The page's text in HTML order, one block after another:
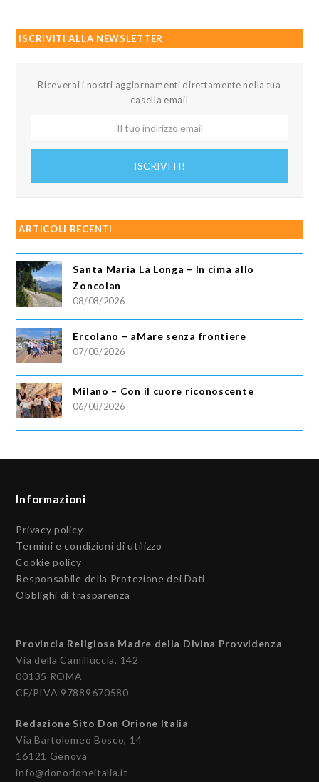
ISCRIVITI ALLA NEWSLETTER
Riceverai i nostri aggiornamenti direttamente nella tua
casella email
ISCRIVITI!
ARTICOLI RECENTI
Santa Maria La Longa – In cima allo
Zoncolan
08/08/2026
Ercolano – aMare senza frontiere
07/08/2026
Milano – Con il cuore riconoscente
06/08/2026
Informazioni
Privacy policy
Termini e condizioni di utilizzo
Cookie policy
Responsabile della Protezione dei Dati
Obblighi di trasparenza
Provincia Religiosa Madre della Divina Provvidenza
Via della Camilluccia, 142
00135 ROMA
CF/PIVA 97889670580
Redazione Sito Don Orione Italia
Via Bartolomeo Bosco, 14
16121 Genova
info@donorioneitalia.it